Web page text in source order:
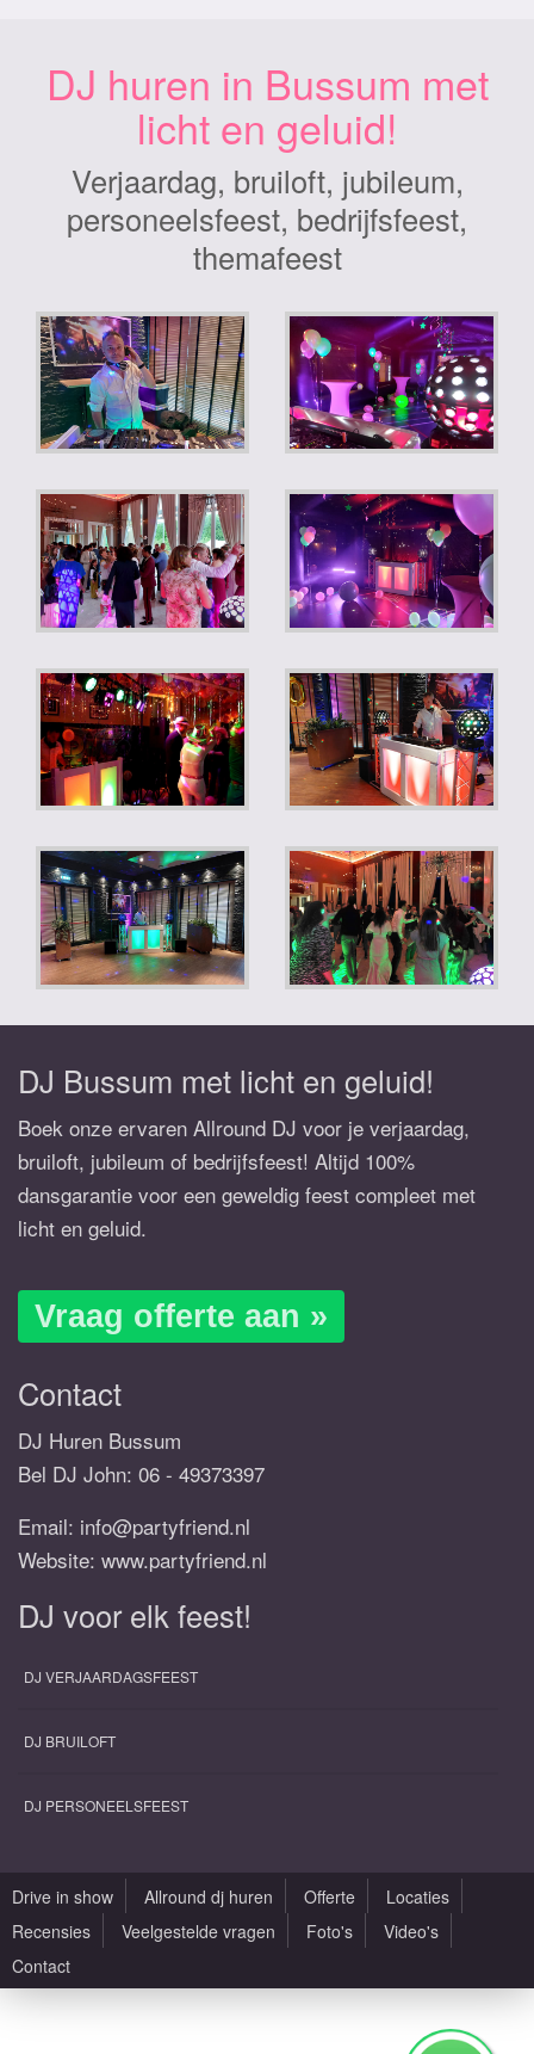
DJ huren in Bussum met
licht en geluid!
Verjaardag, bruiloft, jubileum,
personeelsfeest, bedrijfsfeest,
themafeest
DJ Bussum met licht en geluid!
Boek onze ervaren Allround DJ voor je verjaardag,
bruiloft, jubileum of bedrijfsfeest! Altijd 100%
dansgarantie voor een geweldig feest compleet met
licht en geluid.
Vraag offerte aan »
Contact
DJ Huren Bussum
Bel DJ John: 06 - 49373397
Email: info@partyfriend.nl
Website: www.partyfriend.nl
DJ voor elk feest!
DJ VERJAARDAGSFEEST
DJ BRUILOFT
DJ PERSONEELSFEEST
Drive in show Allround dj huren Offerte
Locaties
Recensies
Veelgestelde vragen Foto's
Video's
Contact
Algemene voorwaarden